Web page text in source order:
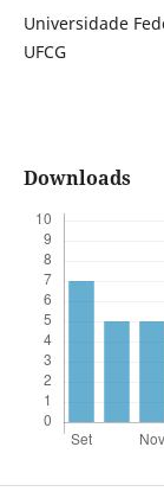
Universidade
UFCG
Downloads